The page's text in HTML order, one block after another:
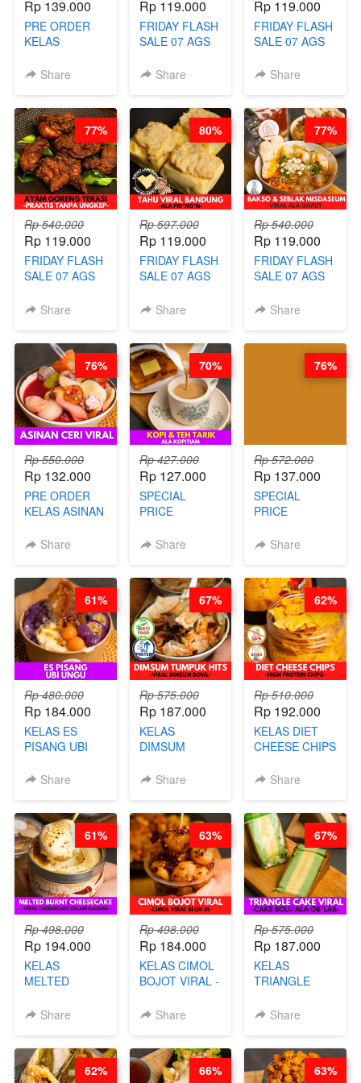
Rp 139.000
PRE ORDER
KELAS
LAYER CAKE -
SAUCE- BY
CHEF DITA
(TAYANG 18
AGUSTUS)
Share
Rp 119.000
FRIDAY FLASH
SALE 07 AGS
HERBAL
DETOX & IMUN
BOOSTER
HITS PENANG
- BY BARISTA
ARISUDANA
Share
Rp 119.000
FRIDAY FLASH
SALE 07 AGS
JUICE SHOTS
CONCENTRATE
IMMUNE
BOOSTER BY
BARISTA
ARISUDANA
Share
Rp 540.000
Rp 119.000
FRIDAY FLASH
SALE 07 AGS
GORENG
TANPA
UNGKEP - BY
CHEF WARSIDI
WONG
Share
77%
Rp 597.000
Rp 119.000
FRIDAY FLASH
SALE 07 AGS
VIRAL
- BY CHEF
DITA
Share
80%
Rp 540.000
Rp 119.000
FRIDAY FLASH
SALE 07 AGS
& SEBLAK
GARUT - BY
CHEF WARSIDI
Share
77%
Rp 550.000
Rp 132.000
PRE ORDER
KELAS ASINAN
BY CHEF DITA
Share
76%
Rp 427.000
Rp 127.000
SPECIAL
PRICE
KELAS KOPI &
BARISTA
ARISUDANA
(TANGGAL 10
AGS HARGA
NAIK! )
Share
70%
Rp 572.000
Rp 137.000
SPECIAL
PRICE
KELAS CAKWE
DITA
(TANGGAL 10
AGS HARGA
NAIK! )
Share
76%
Rp 480.000
Rp 184.000
KELAS ES
PISANG UBI
CHEF DITA
Share
61%
Rp 575.000
Rp 187.000
KELAS
DIMSUM
- VIRAL
STEPHANIE
Share
67%
Rp 510.000
Rp 192.000
KELAS DIET
CHEESE CHIPS
PROTEIN
Share
62%
Rp 498.000
Rp 194.000
KELAS
MELTED
CHEESECAKE -
DALAM
KALENG-BY
Share
61%
Rp 498.000
Rp 184.000
KELAS CIMOL
BOJOT VIRAL -
BLOK M -BY
JUNI)
Share
63%
Rp 575.000
Rp 187.000
KELAS
TRIANGLE
CAKE BOLU
Share
67%
62% 66% 63%